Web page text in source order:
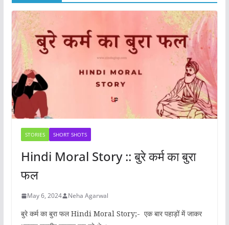
STORIES SHORT SHOTS
Hindi Moral Story :: बुरे कर्म का बुरा
फल
May 6, 2024 Neha Agarwal
बुरे कर्म का बुरा फल Hindi Moral Story;- एक बार पहाड़ों में जाकर